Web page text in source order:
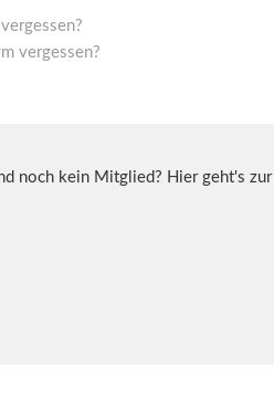
vergessen?
noch kein Mitglied? Hier geht's zur